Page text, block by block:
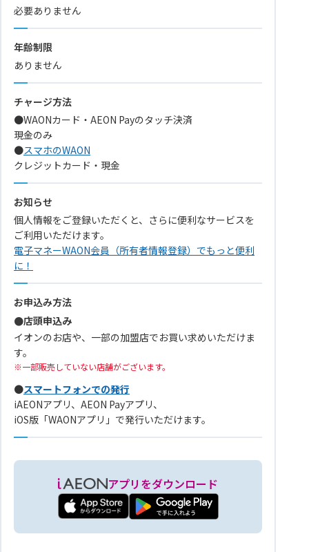
必要ありません
年齢制限
ありません
チャージ方法
●WAONカード・AEON Payのタッチ決済
現金のみ
●スマホのWAON
クレジットカード・現金
お知らせ
個人情報をご登録いただくと、さらに便利なサービスを
ご利用いただけます。
電子マネーWAON会員（所有者情報登録）でもっと便利
に！
お申込み方法
●店頭申込み
イオンのお店や、一部の加盟店でお買い求めいただけま
す。
一部販売していない店舗がございます。
●スマートフォンでの発行
iAEONアプリ、AEON Payアプリ、
iOS版「WAONアプリ」で発行いただけます。
アプリをダウンロード